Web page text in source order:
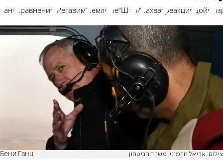
Ганц сравнение "Регавим" земли Ие"Ша ПА захват реакция Дойч
Бени Ганц צילום: אריאל חרמוני, משרד הביטחון